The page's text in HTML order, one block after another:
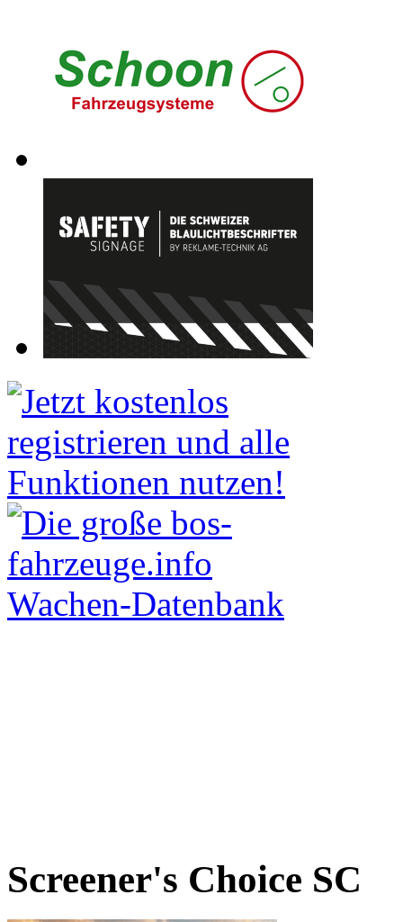
Screener's Choice SC